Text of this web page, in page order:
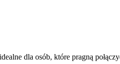
dla osób, które pragną